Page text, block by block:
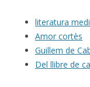
literatura
Amor cortès
Guillem de
Del llibre de